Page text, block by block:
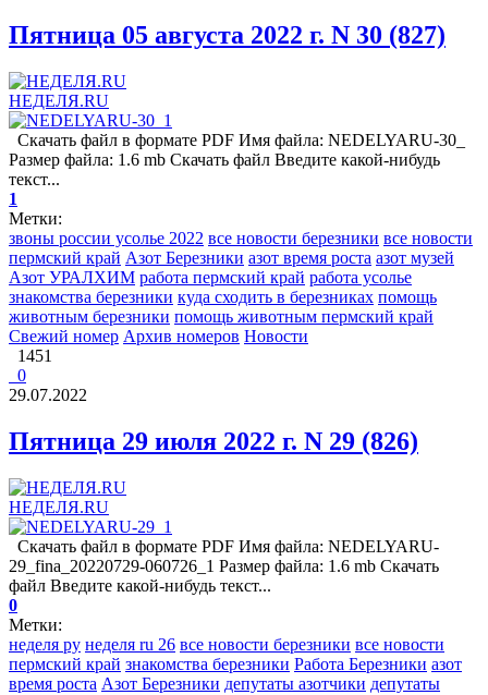
Пятница 05 августа 2022 г. N 30 (827)
НЕДЕЛЯ.RU
Скачать файл в формате PDF Имя файла: NEDELYARU-30_
Размер файла: 1.6 mb Скачать файл Введите какой-нибудь
текст...
1
Метки:
звоны россии усолье 2022 все новости березники все новости
пермский край Азот Березники азот время роста азот музей
Азот УРАЛХИМ работа пермский край работа усолье
знакомства березники куда сходить в березниках помощь
животным березники помощь животным пермский край
Свежий номер Архив номеров Новости
1451
0
29.07.2022
Пятница 29 июля 2022 г. N 29 (826)
НЕДЕЛЯ.RU
Скачать файл в формате PDF Имя файла: NEDELYARU-
29_fina_20220729-060726_1 Размер файла: 1.6 mb Скачать
файл Введите какой-нибудь текст...
0
Метки:
неделя ру неделя ru 26 все новости березники все новости
пермский край знакомства березники Работа Березники азот
время роста Азот Березники депутаты азотчики депутаты